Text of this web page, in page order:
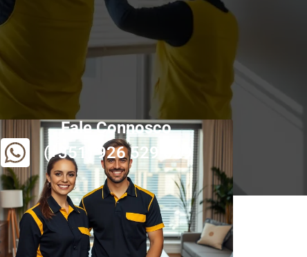
Fale Connosco
(+351) 926 529 829